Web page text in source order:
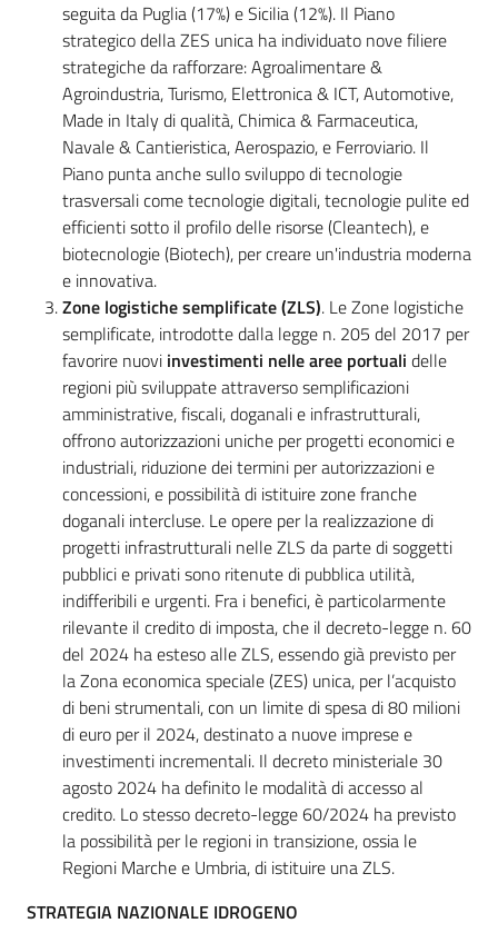
seguita da Puglia (17%) e Sicilia (12%). Il Piano
strategico della ZES unica ha individuato nove filiere
strategiche da rafforzare: Agroalimentare &
Agroindustria, Turismo, Elettronica & ICT, Automotive,
Made in Italy di qualità, Chimica & Farmaceutica,
Navale & Cantieristica, Aerospazio, e Ferroviario. Il
Piano punta anche sullo sviluppo di tecnologie
trasversali come tecnologie digitali, tecnologie pulite ed
efficienti sotto il profilo delle risorse (Cleantech), e
biotecnologie (Biotech), per creare un'industria moderna
e innovativa.
Zone logistiche semplificate (ZLS). Le Zone logistiche
semplificate, introdotte dalla legge n. 205 del 2017 per
favorire nuovi investimenti nelle aree portuali delle
regioni più sviluppate attraverso semplificazioni
amministrative, fiscali, doganali e infrastrutturali,
offrono autorizzazioni uniche per progetti economici e
industriali, riduzione dei termini per autorizzazioni e
concessioni, e possibilità di istituire zone franche
doganali intercluse. Le opere per la realizzazione di
progetti infrastrutturali nelle ZLS da parte di soggetti
pubblici e privati sono ritenute di pubblica utilità,
indifferibili e urgenti. Fra i benefici, è particolarmente
rilevante il credito di imposta, che il decreto-legge n. 60
del 2024 ha esteso alle ZLS, essendo già previsto per
la Zona economica speciale (ZES) unica, per l’acquisto
di beni strumentali, con un limite di spesa di 80 milioni
di euro per il 2024, destinato a nuove imprese e
investimenti incrementali. Il decreto ministeriale 30
agosto 2024 ha definito le modalità di accesso al
credito. Lo stesso decreto-legge 60/2024 ha previsto
la possibilità per le regioni in transizione, ossia le
Regioni Marche e Umbria, di istituire una ZLS.
STRATEGIA NAZIONALE IDROGENO